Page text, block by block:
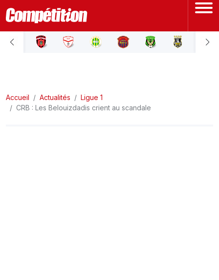
ACCUEIL
LIGUE 2
Accueil Actualités
Ligue 1
CRB : Les Belouizdadis crient au scandale